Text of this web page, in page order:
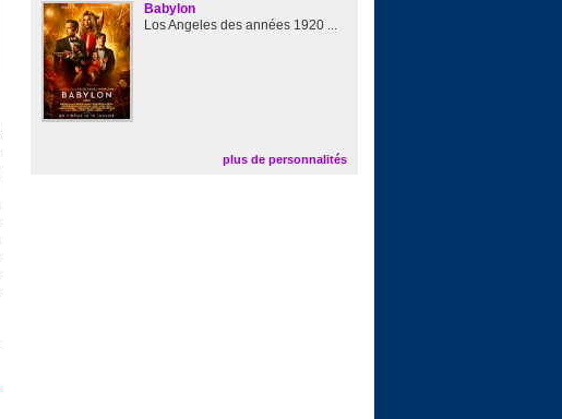
Babylon
Los Angeles des années 1920 ...
plus de personnalités